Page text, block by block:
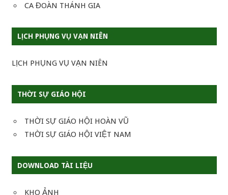
CA ĐOÀN THÁNH GIA
LỊCH PHỤNG VỤ VẠN NIÊN
LỊCH PHỤNG VỤ VẠN NIÊN
THỜI SỰ GIÁO HỘI
THỜI SỰ GIÁO HỘI HOÀN VŨ
THỜI SỰ GIÁO HỘI VIỆT NAM
DOWNLOAD TÀI LIỆU
KHO ẢNH